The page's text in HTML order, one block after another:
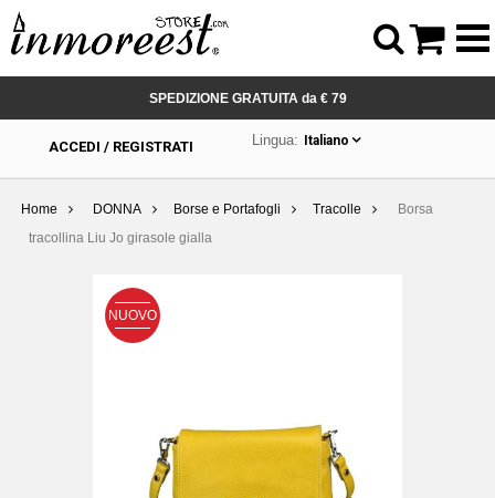
SPEDIZIONE GRATUITA da € 79
ACCEDI / REGISTRATI Lingua: Italiano
Home DONNA Borse e Portafogli Tracolle
Borsa
tracollina Liu Jo girasole gialla
NUOVO
 